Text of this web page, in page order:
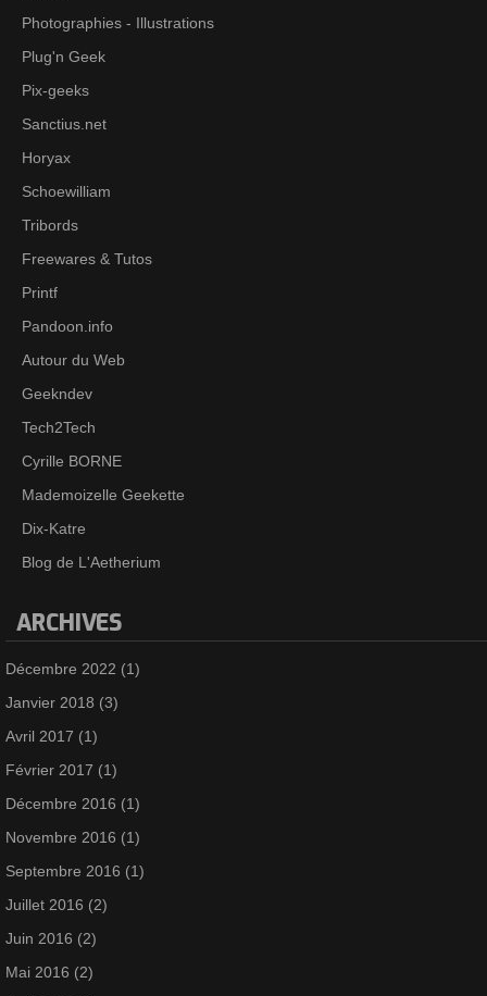
Photographies - Illustrations
Plug'n Geek
Pix-geeks
Sanctius.net
Horyax
Schoewilliam
Tribords
Freewares & Tutos
Printf
Pandoon.info
Autour du Web
Geekndev
Tech2Tech
Cyrille BORNE
Mademoizelle Geekette
Dix-Katre
Blog de L'Aetherium
ARCHIVES
Décembre 2022 (1)
Janvier 2018 (3)
Avril 2017 (1)
Février 2017 (1)
Décembre 2016 (1)
Novembre 2016 (1)
Septembre 2016 (1)
Juillet 2016 (2)
Juin 2016 (2)
Mai 2016 (2)